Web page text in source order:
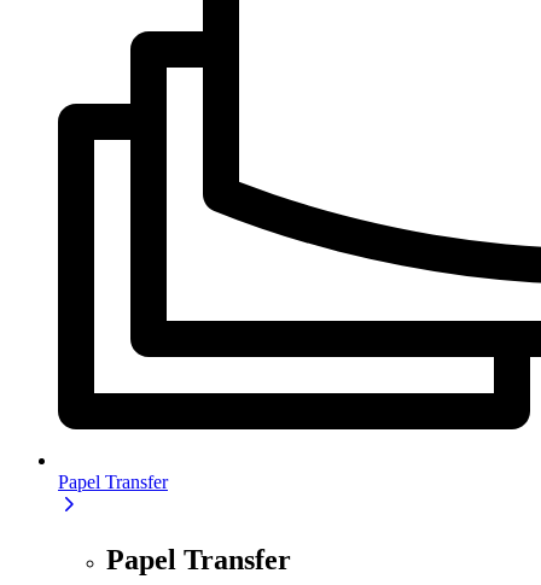
Papel Transfer
Papel Transfer